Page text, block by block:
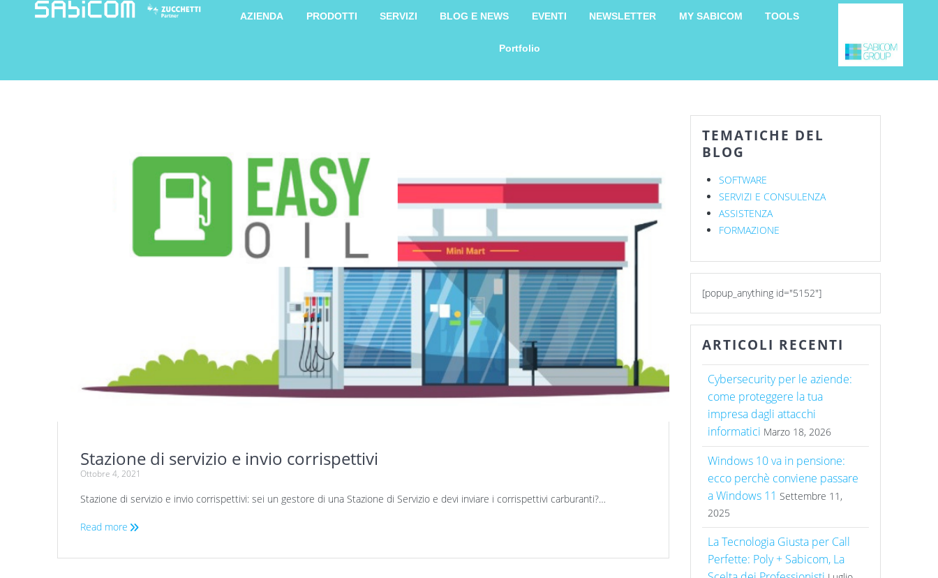
AZIENDA PRODOTTI SERVIZI BLOG E NEWS EVENTI NEWSLETTER MY SABICOM TOOLS
Portfolio
Stazione di servizio e invio corrispettivi
Ottobre 4, 2021
Stazione di servizio e invio corrispettivi: sei un gestore di una Stazione di Servizio e devi inviare i corrispettivi carburanti?…
Read more
TEMATICHE DEL
BLOG
SOFTWARE
SERVIZI E CONSULENZA
ASSISTENZA
FORMAZIONE
[popup_anything id="5152"]
ARTICOLI RECENTI
Cybersecurity per le aziende:
come proteggere la tua
impresa dagli attacchi
informatici Marzo 18, 2026
Windows 10 va in pensione:
ecco perchè conviene passare
a Windows 11 Settembre 11,
2025
La Tecnologia Giusta per Call
Perfette: Poly + Sabicom, La